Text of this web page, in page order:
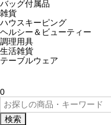
バッグ付属品
雑貨
ハウスキーピング
ヘルシー＆ビューティー
調理用具
生活雑貨
テーブルウェア
0
検索